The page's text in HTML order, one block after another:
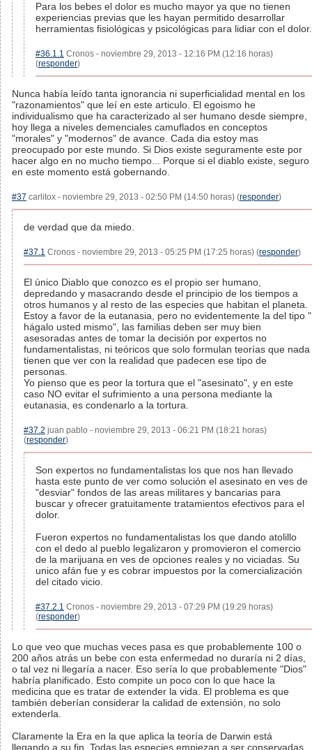
Para los bebes el dolor es mucho mayor ya que no tienen
experiencias previas que les hayan permitido desarrollar
herramientas fisiológicas y psicológicas para lidiar con el dolor.
#36.1.1 Cronos - noviembre 29, 2013 - 12:16 PM (12:16 horas)
(responder)
Nunca había leído tanta ignorancia ni superficialidad mental en los
"razonamientos" que leí en este articulo. El egoismo he
individualismo que ha caracterizado al ser humano desde siempre,
hoy llega a niveles demenciales camuflados en conceptos
"morales" y "modernos" de avance. Cada dia estoy mas
preocupado por este mundo. Si Dios existe seguramente este por
hacer algo en no mucho tiempo... Porque si el diablo existe, seguro
en este momento está gobernando.
#37 carlitox - noviembre 29, 2013 - 02:50 PM (14:50 horas) (responder)
de verdad que da miedo.
#37.1 Cronos - noviembre 29, 2013 - 05:25 PM (17:25 horas) (responder)
El único Diablo que conozco es el propio ser humano,
depredando y masacrando desde el principio de los tiempos a
otros humanos y al resto de las especies que habitan el planeta.
Estoy a favor de la eutanasia, pero no evidentemente la del tipo "
hágalo usted mismo", las familias deben ser muy bien
asesoradas antes de tomar la decisión por expertos no
fundamentalistas, ni teóricos que solo formulan teorías que nada
tienen que ver con la realidad que padecen ese tipo de
personas.
Yo pienso que es peor la tortura que el "asesinato", y en este
caso NO evitar el sufrimiento a una persona mediante la
eutanasia, es condenarlo a la tortura.
#37.2 juan pablo - noviembre 29, 2013 - 06:21 PM (18:21 horas)
(responder)
Son expertos no fundamentalistas los que nos han llevado
hasta este punto de ver como solución el asesinato en ves de
"desviar" fondos de las areas militares y bancarias para
buscar y ofrecer gratuitamente tratamientos efectivos para el
dolor.
Fueron expertos no fundamentalistas los que dando atolillo
con el dedo al pueblo legalizaron y promovieron el comercio
de la marijuana en ves de opciones reales y no viciadas. Su
unico afán fue y es cobrar impuestos por la comercialización
del citado vicio.
#37.2.1 Cronos - noviembre 29, 2013 - 07:29 PM (19:29 horas)
(responder)
Lo que veo que muchas veces pasa es que probablemente 100 o
200 años atrás un bebe con esta enfermedad no duraría ni 2 días,
o tal vez ni llegaría a nacer. Eso sería lo que probablemente "Dios"
habría planificado. Esto compite un poco con lo que hace la
medicina que es tratar de extender la vida. El problema es que
también deberían considerar la calidad de extensión, no solo
extenderla.
Claramente la Era en la que aplica la teoría de Darwin está
llegando a su fin. Todas las especies empiezan a ser conservadas